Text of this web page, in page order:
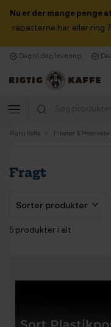
Nu er der mange penge
rabatterne her eller ring
Dag til dag levering
Rigtig Kaffe Tilbehør &
Fragt
5 produkter i alt